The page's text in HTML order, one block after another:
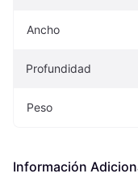
Ancho
Profundidad
Peso
Información